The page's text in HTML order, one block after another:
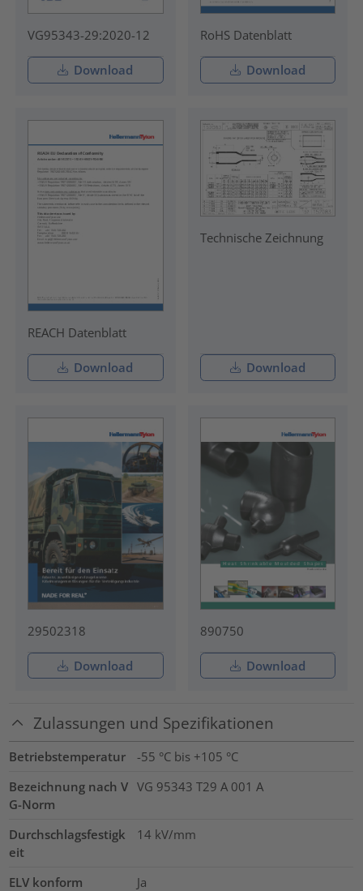
VG95343-29:2020-12
Download
RoHS Datenblatt
Download
REACH Datenblatt
Download
Technische Zeichnung
Download
29502318
Download
890750
Download
Zulassungen und Spezifikationen
Betriebstemperatur
-55 °C bis +105 °C
Bezeichnung nach V
G-Norm
VG 95343 T29 A 001 A
Durchschlagsfestigk
eit
14 kV/mm
ELV konform
Ja